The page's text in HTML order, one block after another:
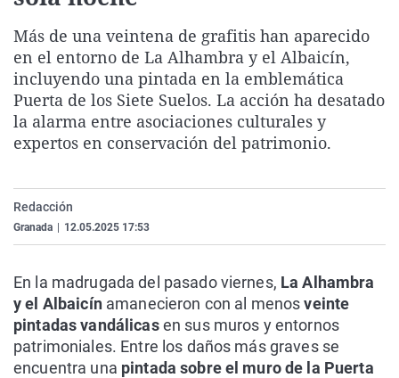
Gente viajera
Como el perro y el
Retornados
Equipo de
Operación Viuda
Galicia
La Rioja
Navarra
País Vasco
Televisión
Elecciones
Más de una veintena de grafitis han aparecido
en el entorno de La Alhambra y el Albaicín,
incluyendo una pintada en la emblemática
Puerta de los Siete Suelos. La acción ha desatado
la alarma entre asociaciones culturales y
expertos en conservación del patrimonio.
Redacción
Granada 12.05.2025 17:53
En la madrugada del pasado viernes, La Alhambra
y el Albaicínamanecieron con al menosveinte
pintadas vandálicasen sus muros y entornos
patrimoniales. Entre los daños más graves se
encuentra una pintada sobre el muro de la Puerta